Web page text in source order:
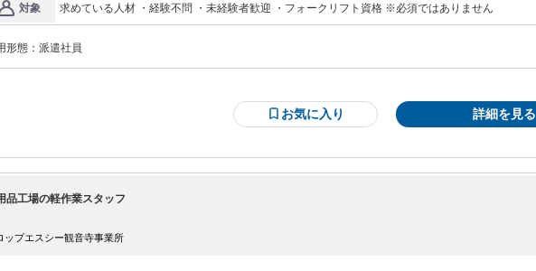
対象 求めている人材 ・経験不問 ・未経験者歓迎 ・フォークリフト資格 ※必須ではありません
形態： 派遣社員
お気に入り 詳細を見る
品工場の軽作業スタッフ
ップエスシー観音寺事業所